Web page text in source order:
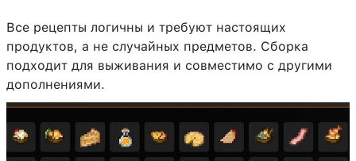
Все рецепты логичны и требуют настоящих
продуктов, а не случайных предметов. Сборка
подходит для выживания и совместимо с другими
дополнениями.